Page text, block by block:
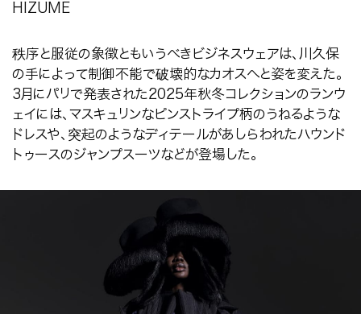
HIZUME
秩序と服従の象徴ともいうべきビジネスウェアは、川久保
の手によって制御不能で破壊的なカオスへと姿を変えた。
3月にパリで発表された2025年秋冬コレクションのランウ
ェイには、マスキュリンなピンストライプ柄のうねるような
ドレスや、突起のようなディテールがあしらわれたハウンド
トゥースのジャンプスーツなどが登場した。